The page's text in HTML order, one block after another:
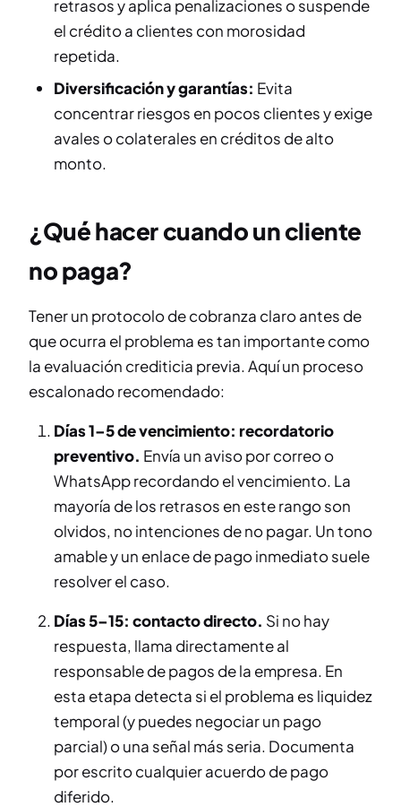
retrasos y aplica penalizaciones o suspende
el crédito a clientes con morosidad
repetida.
Diversificación y garantías: Evita
concentrar riesgos en pocos clientes y exige
avales o colaterales en créditos de alto
monto.
¿Qué hacer cuando un cliente
no paga?
Tener un protocolo de cobranza claro antes de
que ocurra el problema es tan importante como
la evaluación crediticia previa. Aquí un proceso
escalonado recomendado:
Días 1–5 de vencimiento: recordatorio
preventivo. Envía un aviso por correo o
WhatsApp recordando el vencimiento. La
mayoría de los retrasos en este rango son
olvidos, no intenciones de no pagar. Un tono
amable y un enlace de pago inmediato suele
resolver el caso.
Días 5–15: contacto directo. Si no hay
respuesta, llama directamente al
responsable de pagos de la empresa. En
esta etapa detecta si el problema es liquidez
temporal (y puedes negociar un pago
parcial) o una señal más seria. Documenta
por escrito cualquier acuerdo de pago
diferido.